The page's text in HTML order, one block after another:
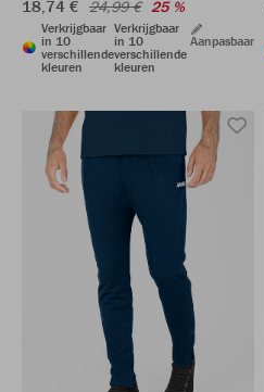
18,74 € 24,99 € 25 %
Verkrijgbaar
in 10
verschillende
kleuren
Verkrijgbaar
in 10
verschillende
kleuren
Aanpasbaar